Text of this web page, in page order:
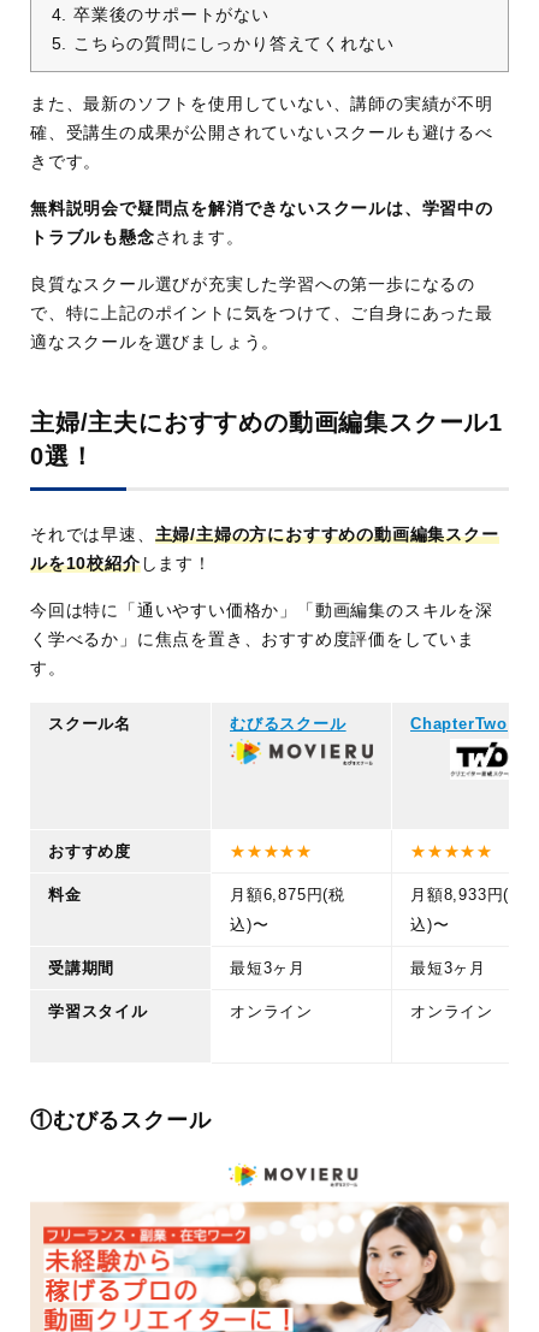
卒業後のサポートがない
こちらの質問にしっかり答えてくれない
また、最新のソフトを使用していない、講師の実績が不明
確、受講生の成果が公開されていないスクールも避けるべ
きです。
無料説明会で疑問点を解消できないスクールは、学習中の
トラブルも懸念されます。
良質なスクール選びが充実した学習への第一歩になるの
で、特に上記のポイントに気をつけて、ご自身にあった最
適なスクールを選びましょう。
主婦/主夫におすすめの動画編集スクール1
0選！
それでは早速、 主婦/主婦の方におすすめの動画編集スクー
ルを10校紹介します！
今回は特に「通いやすい価格か」「動画編集のスキルを深
く学べるか」に焦点を置き、おすすめ度評価をしていま
す。
スクール名 むびるスクール ChapterTwo
おすすめ度 ★★★★★ ★★★★★
料金
月額6,875円(税
込)〜
月額8,933円(税
込)〜
受講期間 最短3ヶ月 最短3ヶ月
学習スタイル オンライン オンライン
①むびるスクール